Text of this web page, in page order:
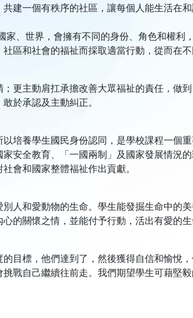
建一個有秩序的社區，讓每個人能生活在和
、世界，會擁有不同的身份、角色和權利
區和社會的福祉而採取適當行動，從而在不
更主動肩扛承擔改善大眾福祉的責任，做
於承認及主動糾正。
培養學生國民身份認同，是學校課程一個
安全教育、「一國兩制」及國家發展情況
會和國家整體福祉作出貢獻。
人和愛動物的生命。學生能發掘生命中的
的關懷之情，並能付予行動，活出有愛的生
目標，他們達到了，然後獲得自信和愉悅
戰自己繼續往前走。我們期望學生可藉堅